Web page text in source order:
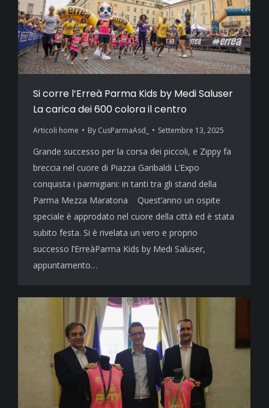
Si corre l’Erreà Parma Kids by Medi Saluser
La carica dei 600 colora il centro
Articoli home By CusParmaAsd_ Settembre 13, 2025
Grande successo per la corsa dei piccoli, e Zippy fa
breccia nel cuore di Piazza Garibaldi L’Expo
conquista i parmigiani: in tanti tra gli stand della
Parma Mezza Maratona Quest’anno un ospite
speciale è approdato nel cuore della città ed è stata
subito festa. Si è rivelata un vero e proprio
successo l’ErreàParma Kids by Medi Saluser,
appuntamento…